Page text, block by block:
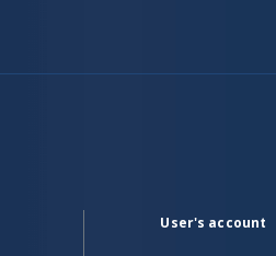
User's account